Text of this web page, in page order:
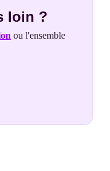
loin ?
ou l'ensemble